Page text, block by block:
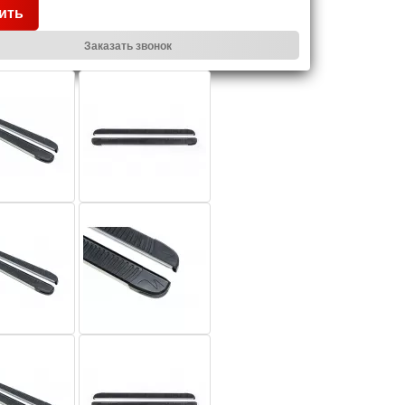
Заказать звонок